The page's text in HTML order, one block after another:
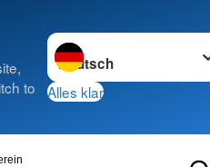
to
Sprache wechseln zu
Alles klar